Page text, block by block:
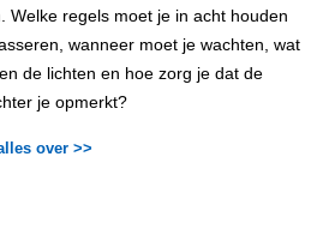
Welke regels moet je in acht houden
wanneer moet je wachten, wat
de lichten en hoe zorg je dat de
je opmerkt?
over >>